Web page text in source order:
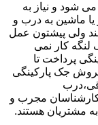
شود و نیاز به
ماشین به درب و
ولی پیشتون عمل
لنگه کار نمی
پرداخت تا
جک پارکینگی
مجرب و
به مشتریان هستند.